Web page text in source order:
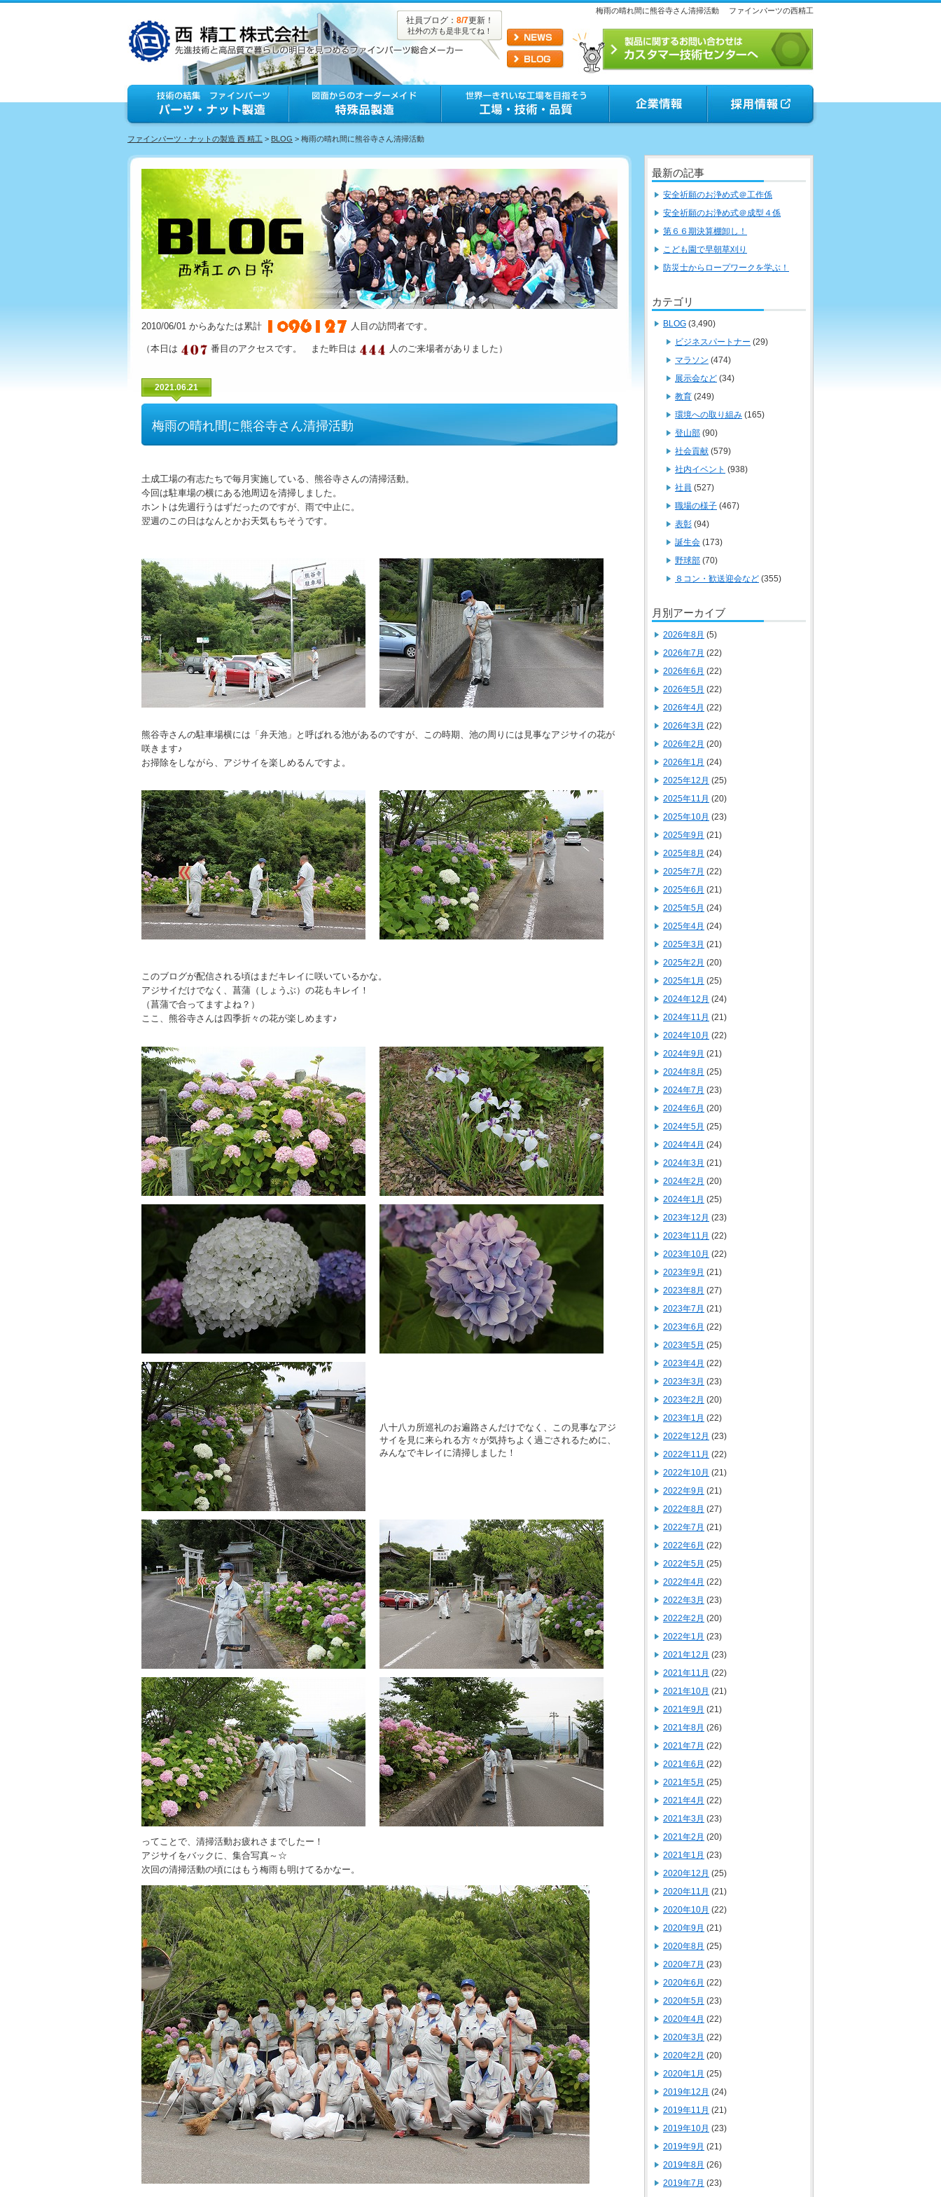
梅雨の晴れ間に熊谷寺さん清掃活動 ファインパーツの西精工
社員ブログ： 8/7更新！
社外の方も是非見てね！
ファインパーツ・ナットの製造 西 精工 > BLOG > 梅雨の晴れ間に熊谷寺さん清掃活動
2010/06/01 からあなたは累計 人目の訪問者です。
（本日は 番目のアクセスです。 また昨日は 人のご来場者がありました）
2021.06.21
梅雨の晴れ間に熊谷寺さん清掃活動
土成工場の有志たちで毎月実施している、熊谷寺さんの清掃活動。
今回は駐車場の横にある池周辺を清掃しました。
ホントは先週行うはずだったのですが、雨で中止に。
翌週のこの日はなんとかお天気もちそうです。
熊谷寺さんの駐車場横には「弁天池」と呼ばれる池があるのですが、この時期、池の周りには見事なアジサイの花が
咲きます♪
お掃除をしながら、アジサイを楽しめるんですよ。
このブログが配信される頃はまだキレイに咲いているかな。
アジサイだけでなく、菖蒲（しょうぶ）の花もキレイ！
（菖蒲で合ってますよね？）
ここ、熊谷寺さんは四季折々の花が楽しめます♪
八十八カ所巡礼のお遍路さんだけでなく、この見事なアジ
サイを見に来られる方々が気持ちよく過ごされるために、
みんなでキレイに清掃しました！
ってことで、清掃活動お疲れさまでしたー！
アジサイをバックに、集合写真～☆
次回の清掃活動の頃にはもう梅雨も明けてるかなー。
最新の記事
安全祈願のお浄め式＠工作係
安全祈願のお浄め式＠成型４係
第６６期決算棚卸し！
こども園で早朝草刈り
防災士からロープワークを学ぶ！
カテゴリ
BLOG (3,490)
ビジネスパートナー (29)
マラソン (474)
展示会など (34)
教育 (249)
環境への取り組み (165)
登山部 (90)
社会貢献 (579)
社内イベント (938)
社員 (527)
職場の様子 (467)
表彰 (94)
誕生会 (173)
野球部 (70)
８コン・歓送迎会など (355)
月別アーカイブ
2026年8月 (5)
2026年7月 (22)
2026年6月 (22)
2026年5月 (22)
2026年4月 (22)
2026年3月 (22)
2026年2月 (20)
2026年1月 (24)
2025年12月 (25)
2025年11月 (20)
2025年10月 (23)
2025年9月 (21)
2025年8月 (24)
2025年7月 (22)
2025年6月 (21)
2025年5月 (24)
2025年4月 (24)
2025年3月 (21)
2025年2月 (20)
2025年1月 (25)
2024年12月 (24)
2024年11月 (21)
2024年10月 (22)
2024年9月 (21)
2024年8月 (25)
2024年7月 (23)
2024年6月 (20)
2024年5月 (25)
2024年4月 (24)
2024年3月 (21)
2024年2月 (20)
2024年1月 (25)
2023年12月 (23)
2023年11月 (22)
2023年10月 (22)
2023年9月 (21)
2023年8月 (27)
2023年7月 (21)
2023年6月 (22)
2023年5月 (25)
2023年4月 (22)
2023年3月 (23)
2023年2月 (20)
2023年1月 (22)
2022年12月 (23)
2022年11月 (22)
2022年10月 (21)
2022年9月 (21)
2022年8月 (27)
2022年7月 (21)
2022年6月 (22)
2022年5月 (25)
2022年4月 (22)
2022年3月 (23)
2022年2月 (20)
2022年1月 (23)
2021年12月 (23)
2021年11月 (22)
2021年10月 (21)
2021年9月 (21)
2021年8月 (26)
2021年7月 (22)
2021年6月 (22)
2021年5月 (25)
2021年4月 (22)
2021年3月 (23)
2021年2月 (20)
2021年1月 (23)
2020年12月 (25)
2020年11月 (21)
2020年10月 (22)
2020年9月 (21)
2020年8月 (25)
2020年7月 (23)
2020年6月 (22)
2020年5月 (23)
2020年4月 (22)
2020年3月 (22)
2020年2月 (20)
2020年1月 (25)
2019年12月 (24)
2019年11月 (21)
2019年10月 (23)
2019年9月 (21)
2019年8月 (26)
2019年7月 (23)